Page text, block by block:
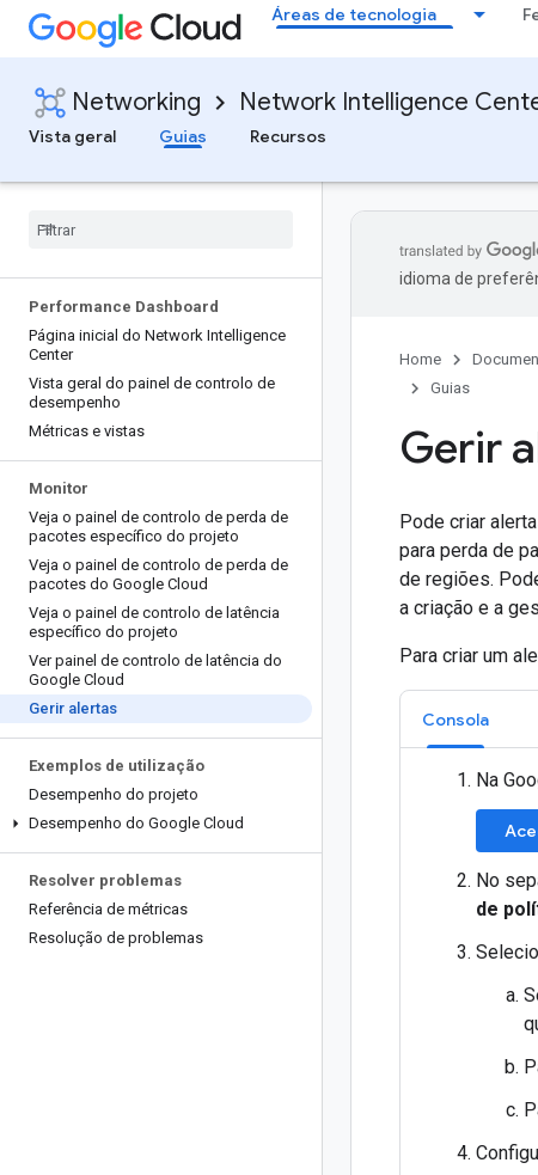
Áreas de tecnologia
Networking Network Intelligence
Vista geral
Guias Recursos
Performance Dashboard
Página inicial do Network Intelligence
Center
Vista geral do painel de controlo de
desempenho
Métricas e vistas
Monitor
Veja o painel de controlo de perda de
pacotes específico do projeto
Veja o painel de controlo de perda de
pacotes do Google Cloud
Veja o painel de controlo de latência
específico do projeto
Ver painel de controlo de latência do
Google Cloud
Gerir alertas
Exemplos de utilização
Desempenho do projeto
Desempenho do Google Cloud
Resolver problemas
Referência de métricas
Resolução de problemas
idioma de
Home
Guias
Gerir
Pode criar
para perda de
de regiões.
a criação e a
Para criar um
Consola
Na
No
de